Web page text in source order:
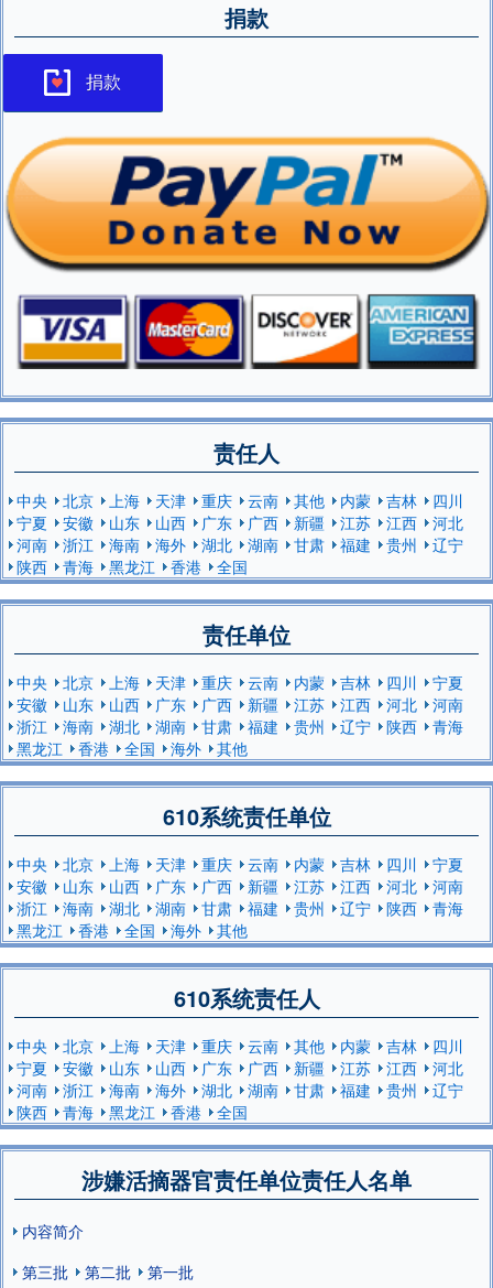
捐款
捐款
责任人
中央 北京 上海 天津 重庆 云南 其他 内蒙 吉林
四川
宁夏
安徽 山东 山西 广东 广西 新疆 江苏 江西
河北
河南
浙江 海南 海外 湖北 湖南 甘肃 福建 贵州
辽宁
陕西
青海 黑龙江 香港 全国
责任单位
中央 北京 上海 天津 重庆 云南 内蒙 吉林 四川
宁夏
安徽
山东 山西 广东 广西 新疆 江苏 江西 河北
河南
浙江
海南 湖北 湖南 甘肃 福建 贵州 辽宁 陕西
青海
黑龙江
香港 全国 海外 其他
610系统责任单位
中央 北京 上海 天津 重庆 云南 内蒙 吉林 四川
宁夏
安徽
山东 山西 广东 广西 新疆 江苏 江西 河北
河南
浙江
海南 湖北 湖南 甘肃 福建 贵州 辽宁 陕西
青海
黑龙江
香港 全国 海外 其他
610系统责任人
中央 北京 上海 天津 重庆 云南 其他 内蒙 吉林
四川
宁夏
安徽 山东 山西 广东 广西 新疆 江苏 江西
河北
河南
浙江 海南 海外 湖北 湖南 甘肃 福建 贵州
辽宁
陕西
青海 黑龙江 香港 全国
涉嫌活摘器官责任单位责任人名单
内容简介
第三批
第二批 第一批